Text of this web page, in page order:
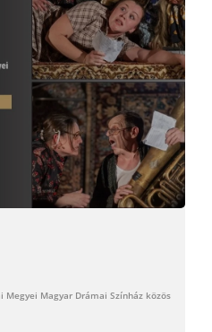
Magyar Drámai Színház közös